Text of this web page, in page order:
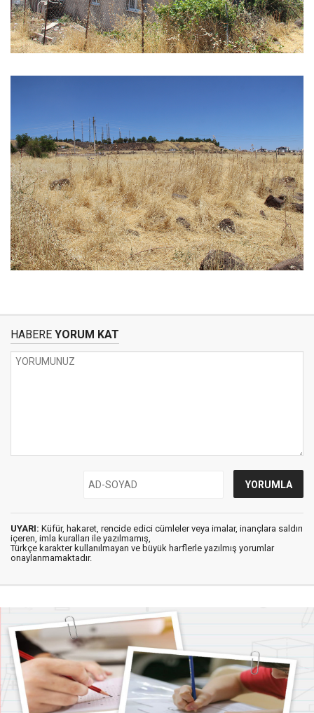
HABERE YORUM KAT
UYARI: Küfür, hakaret, rencide edici cümleler veya imalar, inançlara saldırı
içeren, imla kuralları ile yazılmamış,
Türkçe karakter kullanılmayan ve büyük harflerle yazılmış yorumlar
onaylanmamaktadır.